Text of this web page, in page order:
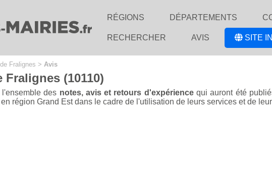
RÉGIONS DÉPARTEMENTS
RECHERCHER AVIS SITE
Fralignes > Avis
(10110)
des notes, avis et retours d'expériencequi auront été
région Grand Est dans le cadre de l'utilisation de leurs services et de